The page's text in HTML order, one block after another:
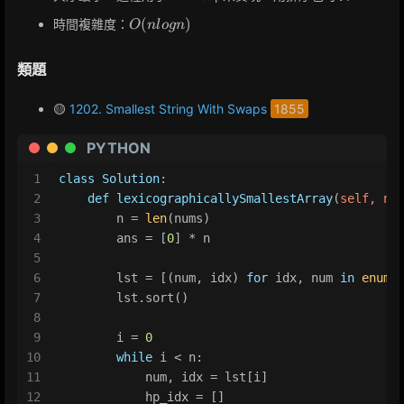
時間複雜度： O(nlogn)
O(nlogn)
類題
🟡 1202. Smallest String With Swaps 1855
PYTHON
1
2
3
4
5
6
7
8
9
10
11
12
class Solution:
def lexicographicallySmallestArray(self,
        n =
len(nums)
        ans = [
0] * n
        lst = [(num, idx)
for idx, num in
        lst.sort()
        i =
0
while i < n:
            num, idx = lst[i]
            hp_idx = []